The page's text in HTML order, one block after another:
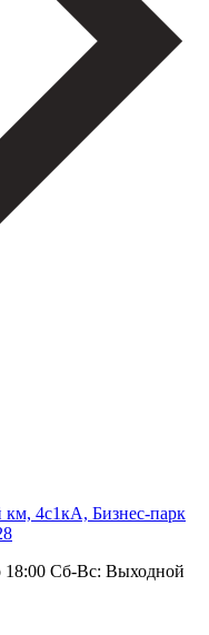
км, 4с1кА, Бизнес-парк
18:00 Сб-Вс: Выходной